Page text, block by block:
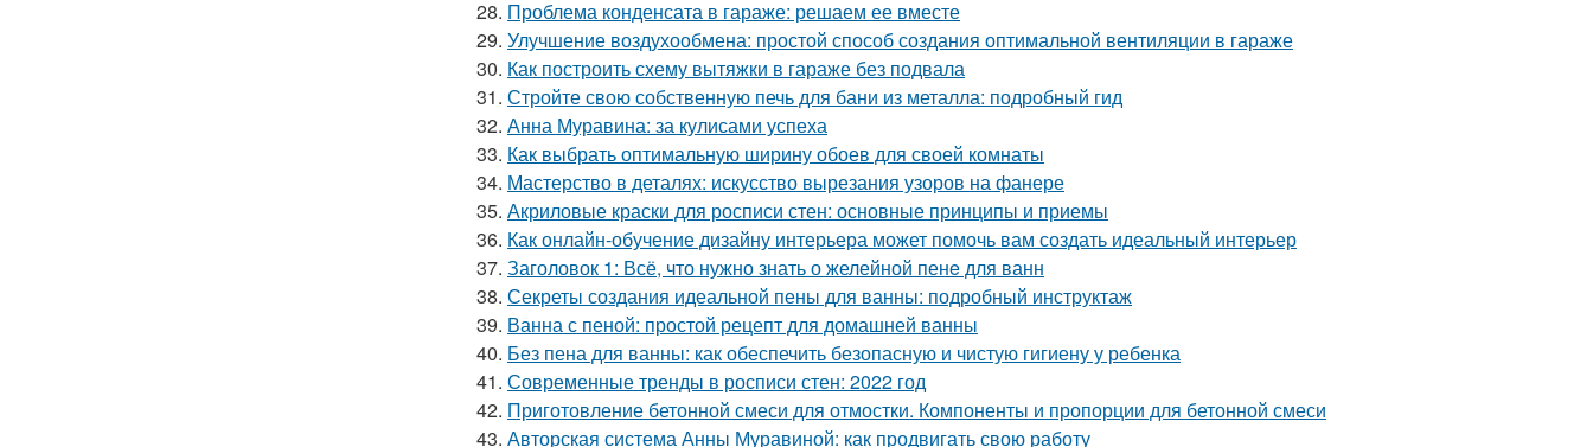
28. Проблема конденсата в гараже: решаем ее вместе
29. Улучшение воздухообмена: простой способ создания оптимальной вентиляции в гараже
30. Как построить схему вытяжки в гараже без подвала
31. Стройте свою собственную печь для бани из металла: подробный гид
32. Анна Муравина: за кулисами успеха
33. Как выбрать оптимальную ширину обоев для своей комнаты
34. Мастерство в деталях: искусство вырезания узоров на фанере
35. Акриловые краски для росписи стен: основные принципы и приемы
36. Как онлайн-обучение дизайну интерьера может помочь вам создать идеальный интерьер
37. Заголовок 1: Всё, что нужно знать о желейной пенe для ванн
38. Секреты создания идеальной пены для ванны: подробный инструктаж
39. Ванна с пеной: простой рецепт для домашней ванны
40. Без пена для ванны: как обеспечить безопасную и чистую гигиену у ребенка
41. Современные тренды в росписи стен: 2022 год
42. Приготовление бетонной смеси для отмостки. Компоненты и пропорции для бетонной смеси
43. Авторская система Анны Муравиной: как продвигать свою работу